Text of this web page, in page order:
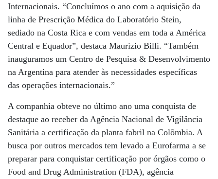
Internacionais. “Concluímos o ano com a aquisição da
linha de Prescrição Médica do Laboratório Stein,
sediado na Costa Rica e com vendas em toda a América
Central e Equador”, destaca Maurizio Billi. “Também
inauguramos um Centro de Pesquisa & Desenvolvimento
na Argentina para atender às necessidades específicas
das operações internacionais.”
A companhia obteve no último ano uma conquista de
destaque ao receber da Agência Nacional de Vigilância
Sanitária a certificação da planta fabril na Colômbia. A
busca por outros mercados tem levado a Eurofarma a se
preparar para conquistar certificação por órgãos como o
Food and Drug Administration (FDA), agência